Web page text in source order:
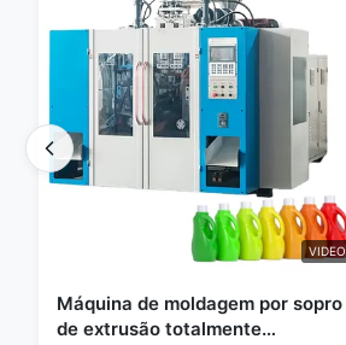
VIDEO
Máquina de moldagem por sopro
de extrusão totalmente